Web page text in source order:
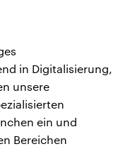
in Digitalisierung,
unsere
ein und
Bereichen